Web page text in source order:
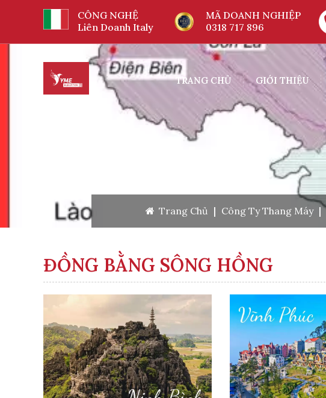
CÔNG NGHỆ
Liên Doanh Italy
MÃ DOANH NGHIỆP
0318 717 896
TRANG CHỦ GIỚI THIỆU
Trang Chủ | Công Ty Thang Máy |
ĐỒNG BẰNG SÔNG HỒNG